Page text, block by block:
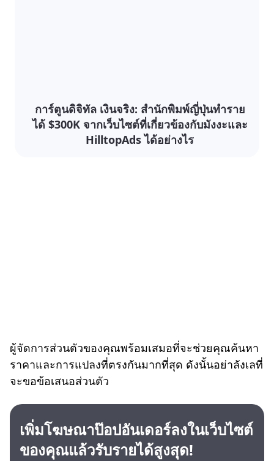
การ์ตูนดิจิทัล เงินจริง: สำนักพิมพ์ญี่ปุ่นทำราย
ได้ $300K จากเว็บไซต์ที่เกี่ยวข้องกับมังงะและ
HilltopAds ได้อย่างไร
ผู้จัดการส่วนตัวของคุณพร้อมเสมอที่จะช่วยคุณค้นหา
ราคาและการแปลงที่ตรงกันมากที่สุด ดังนั้นอย่าลังเลที่
จะขอข้อเสนอส่วนตัว
เพิ่มโฆษณาป๊อปอันเดอร์ลงในเว็บไซต์
ของคุณแล้วรับรายได้สูงสุด!